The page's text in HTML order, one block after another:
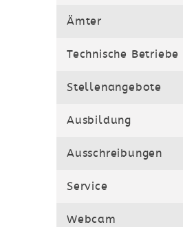
Ämter
Technische Betriebe
Stellenangebote
Ausbildung
Ausschreibungen
Service
Webcam